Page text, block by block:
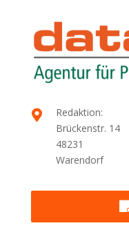

Redaktion:
Brückenstr. 14
48231
Warendorf